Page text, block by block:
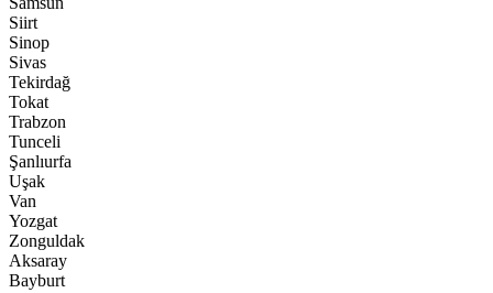
Siirt
Sinop
Sivas
Tekirdağ
Tokat
Trabzon
Tunceli
Şanlıurfa
Uşak
Van
Yozgat
Zonguldak
Aksaray
Bayburt